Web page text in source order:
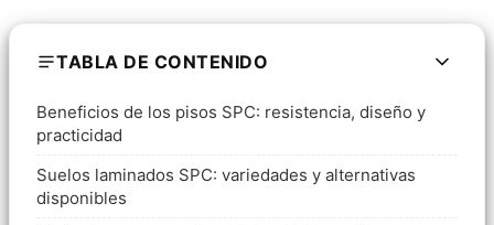
TABLA DE CONTENIDO
Beneficios de los pisos SPC: resistencia, diseño y
practicidad
Suelos laminados SPC: variedades y alternativas
disponibles